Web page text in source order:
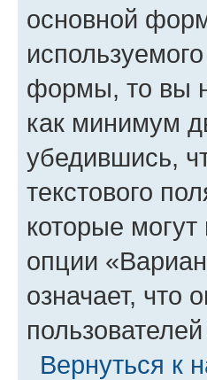
основной
формы, то вы
как минимум
убедившись,
текстового
которые
опции
означает, что
Вернуться к